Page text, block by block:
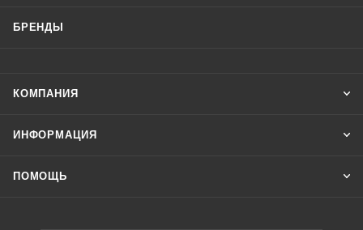
БРЕНДЫ
КОМПАНИЯ
ИНФОРМАЦИЯ
ПОМОЩЬ